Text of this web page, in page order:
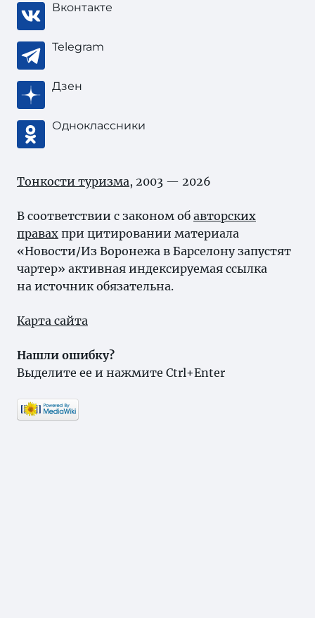
Вконтакте
Telegram
Дзен
Одноклассники
Тонкости туризма, 2003 — 2026
В соответствии с законом об авторских
правах при цитировании материала
«Новости/Из Воронежа в Барселону запустят
чартер» активная индексируемая ссылка
на источник обязательна.
Карта сайта
Нашли ошибку?
Выделите ее и нажмите Ctrl+Enter